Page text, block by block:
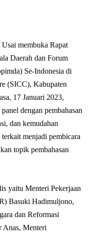
membuka Rapat
Daerah dan Forum
Se-Indonesia di
(SICC), Kabupaten
17 Januari 2023,
dengan pembahasan
dan kemudahan
menjadi pembicara
topik pembahasan
yaitu Menteri Pekerjaan
Basuki Hadimuljono,
dan Reformasi
Menteri